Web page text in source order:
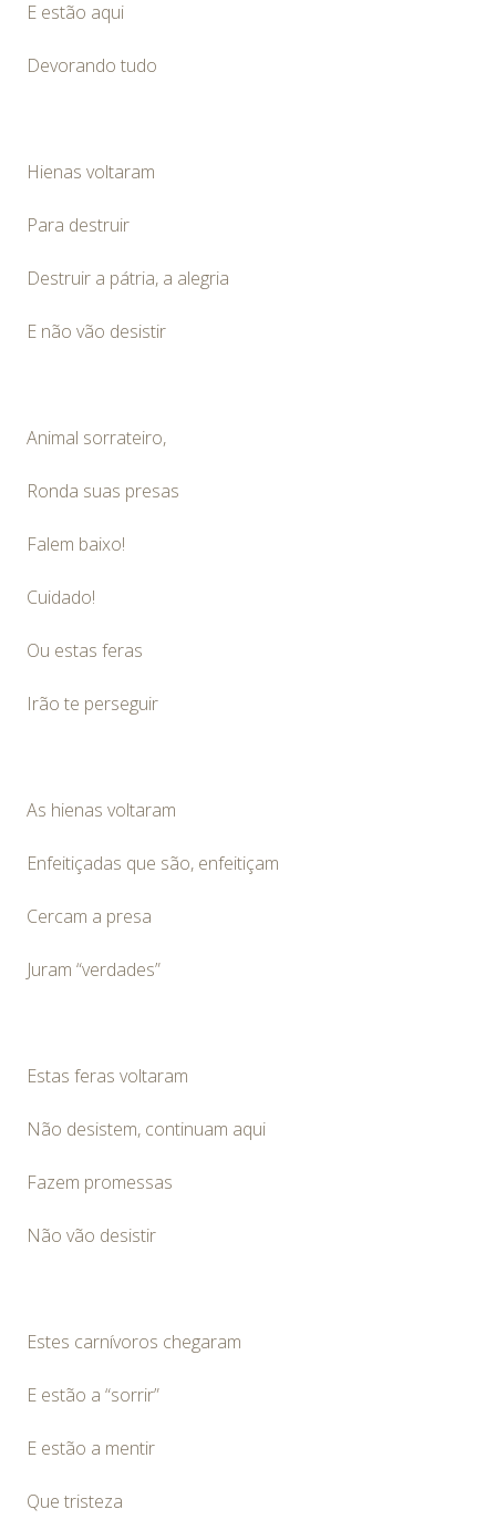
E estão aqui
Devorando tudo
Hienas voltaram
Para destruir
Destruir a pátria, a alegria
E não vão desistir
Animal sorrateiro,
Ronda suas presas
Falem baixo!
Cuidado!
Ou estas feras
Irão te perseguir
As hienas voltaram
Enfeitiçadas que são, enfeitiçam
Cercam a presa
Juram “verdades”
Estas feras voltaram
Não desistem, continuam aqui
Fazem promessas
Não vão desistir
Estes carnívoros chegaram
E estão a “sorrir”
E estão a mentir
Que tristeza